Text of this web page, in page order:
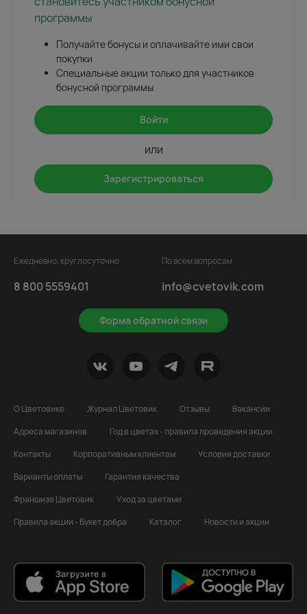
программы
Получайте бонусы и оплачивайте ими свои
покупки
Специальные акции только для участников
бонусной программы
Войти
или
Зарегистрироваться
Ежедневно, круглосуточно
8 800 5559401
Форма обратной связи
По всем вопросам
info@cvetovik.com
О Цветовике Журнал Цветовик Отзывы
Вакансии
Адреса магазинов
Год в цветах - правила проведения акции
Контакты
Корпоративным клиентам
Условия доставки
Варианты оплаты
Гарантия качества
Франшиза Цветовик
Уход за цветами
Правила акции - Букет добра
Каталог Новости и акции